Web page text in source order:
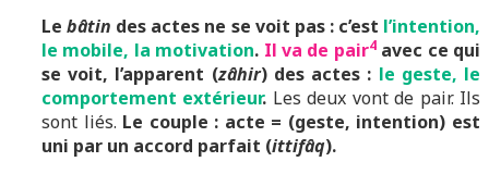
Lebâtin des actes ne se voit pas : c’est l’intention,
le mobile, la motivation. Il va de pair4avec ce qui
se voit, l’apparent (zâhir) des actes : le geste, le
comportement extérieur. Les deux vont de pair. Ils
sont liés. Le couple : acte = (geste, intention) est
uni par un accord parfait (ittifâq).